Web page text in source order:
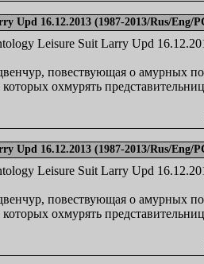
16.12.2013 (1987-2013/Rus/Eng/
повествующая о амурных
охмурять
16.12.2013 (1987-2013/Rus/Eng/
повествующая о амурных
охмурять